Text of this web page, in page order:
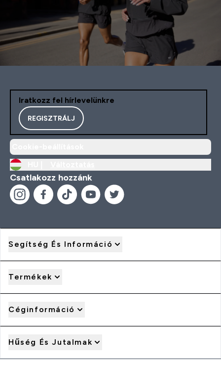
Iratkozz fel hírlevelünkre
REGISZTRÁLJ
Csatlakozz hozzánk
Segítség És Információ
Termékek
Céginformáció
Hűség És Jutalmak